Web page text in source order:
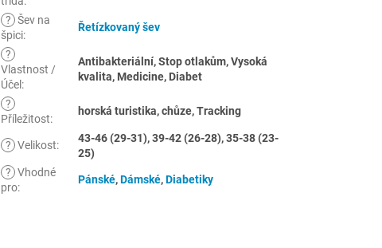
? Šev na
špici:
Řetízkovaný šev
?
Vlastnost /
Účel :
Antibakteriální, Stop otlakům, Vysoká
kvalita, Medicine, Diabet
?
Příležitost:
horská turistika, chůze, Tracking
? Velikost:
43-46 (29-31), 39-42 (26-28), 35-38 (23-
25)
? Vhodné
pro:
Pánské,Dámské,Diabetiky